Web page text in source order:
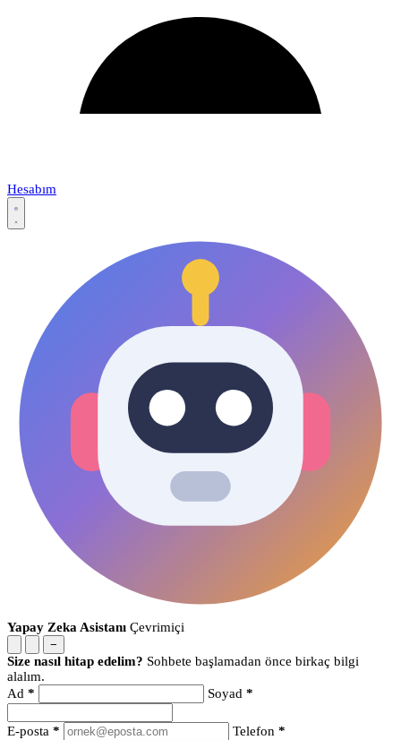
Hesabım
Yapay Zeka Asistanı Çevrimiçi
−
Size nasıl hitap edelim? Sohbete başlamadan önce birkaç bilgi
alalım.
Ad * Soyad *
E-posta * Telefon *